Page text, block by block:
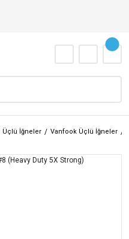
Üçlü İğneler Vanfook Üçlü İğneler